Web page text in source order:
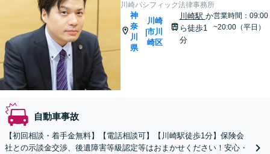
川崎パシフィック法律事務所
神
奈
川
県
|
川崎
市川
崎区
川崎駅 か
ら徒歩1
分
営業時間：09:00
~20:00（平日）
自動車事故
【初回相談・着手金無料】【電話相談可】【川崎駅徒歩1分】保険会
社との示談金交渉、後遺障害等級認定等はおまかせください！安心・